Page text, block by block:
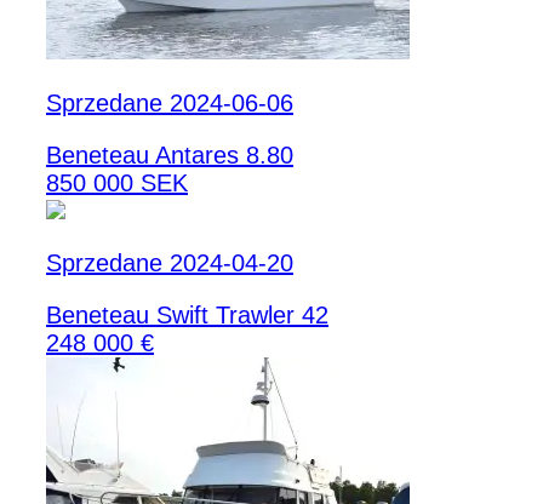
Sprzedane 2024-06-06
Beneteau Antares 8.80
850 000 SEK
Sprzedane 2024-04-20
Beneteau Swift Trawler 42
248 000 €